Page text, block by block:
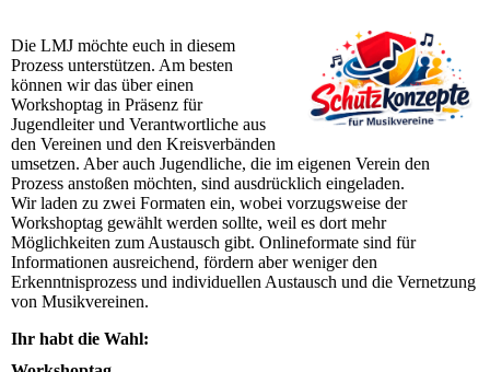
Die LMJ möchte euch in diesem
Prozess unterstützen. Am besten
können wir das über einen
Workshoptag in Präsenz für
Jugendleiter und Verantwortliche aus
den Vereinen und den Kreisverbänden
umsetzen. Aber auch Jugendliche, die im eigenen Verein den
Prozess anstoßen möchten, sind ausdrücklich eingeladen.
Wir laden zu zwei Formaten ein, wobei vorzugsweise der
Workshoptag gewählt werden sollte, weil es dort mehr
Möglichkeiten zum Austausch gibt. Onlineformate sind für
Informationen ausreichend, fördern aber weniger den
Erkenntnisprozess und individuellen Austausch und die Vernetzung
von Musikvereinen.
Ihr habt die Wahl: